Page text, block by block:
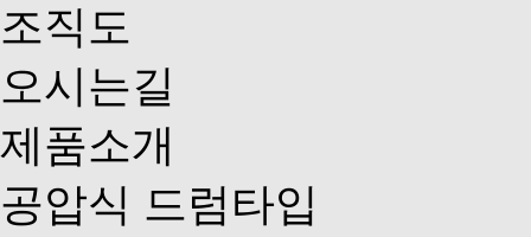
조직도
오시는길
제품소개
공압식 드럼타입